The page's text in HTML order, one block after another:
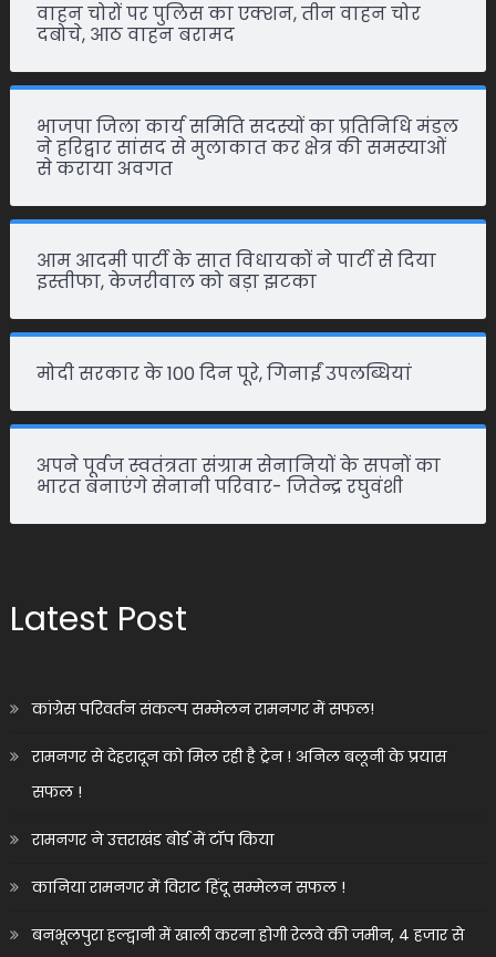
वाहन चोरों पर पुलिस का एक्शन, तीन वाहन चोर
दबोचे, आठ वाहन बरामद
भाजपा जिला कार्य समिति सदस्यों का प्रतिनिधि मंडल
ने हरिद्वार सांसद से मुलाकात कर क्षेत्र की समस्याओं
से कराया अवगत
आम आदमी पार्टी के सात विधायकों ने पार्टी से दिया
इस्तीफा, केजरीवाल को बड़ा झटका
मोदी सरकार के 100 दिन पूरे, गिनाईं उपलब्धियां
अपने पूर्वज स्वतंत्रता संग्राम सेनानियों के सपनों का
भारत बनाएंगे सेनानी परिवार- जितेन्द्र रघुवंशी
Latest Post
कांग्रेस परिवर्तन संकल्प सम्मेलन रामनगर में सफल!
रामनगर से देहरादून को मिल रही है ट्रेन ! अनिल बलूनी के प्रयास
सफल !
रामनगर ने उत्तराखंड बोर्ड में टॉप किया
कानिया रामनगर में विराट हिंदू सम्मेलन सफल !
बनभूलपुरा हल्द्वानी में खाली करना होगी रेलवे की जमीन, 4 हजार से